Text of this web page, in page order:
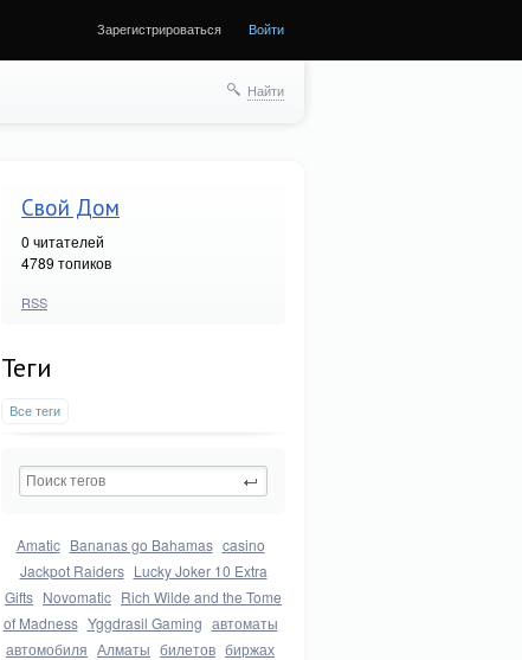
Зарегистрироваться Войти
Найти
Свой Дом
0 читателей
4789 топиков
RSS
Теги
Все теги
Amatic Bananas go Bahamas casino
Jackpot Raiders Lucky Joker 10 Extra
Gifts Novomatic Rich Wilde and the Tome
of Madness Yggdrasil Gaming автоматы
автомобиля Алматы билетов биржах